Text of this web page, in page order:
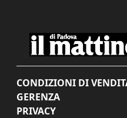
CONDIZIONI DI
GERENZA
PRIVACY